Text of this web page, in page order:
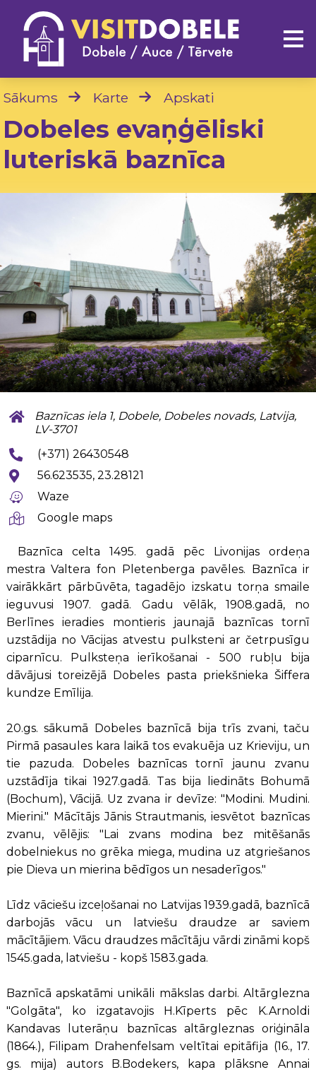
Sākums Karte Apskati
Dobeles evaņģēliski
luteriskā baznīca
Baznīcas iela 1, Dobele, Dobeles novads, Latvija,
LV-3701
(+371) 26430548
56.623535, 23.28121
Waze
Google maps
Baznīca celta 1495. gadā pēc Livonijas ordeņa
mestra Valtera fon Pletenberga pavēles. Baznīca ir
vairākkārt pārbūvēta, tagadējo izskatu torņa smaile
ieguvusi 1907. gadā. Gadu vēlāk, 1908.gadā, no
Berlīnes ieradies montieris jaunajā baznīcas tornī
uzstādija no Vācijas atvestu pulksteni ar četrpusīgu
ciparnīcu. Pulksteņa ierīkošanai - 500 rubļu bija
dāvājusi toreizējā Dobeles pasta priekšnieka Šiffera
kundze Emīlija.
20.gs. sākumā Dobeles baznīcā bija trīs zvani, taču
Pirmā pasaules kara laikā tos evakuēja uz Krieviju, un
tie pazuda. Dobeles baznīcas tornī jaunu zvanu
uzstādīja tikai 1927.gadā. Tas bija liedināts Bohumā
(Bochum), Vācijā. Uz zvana ir devīze: "Modini. Mudini.
Mierini." Mācītājs Jānis Strautmanis, iesvētot baznīcas
zvanu, vēlējis: "Lai zvans modina bez mitēšanās
dobelniekus no grēka miega, mudina uz atgriešanos
pie Dieva un mierina bēdīgos un nesaderīgos."
Līdz vāciešu izceļošanai no Latvijas 1939.gadā, baznīcā
darbojās vācu un latviešu draudze ar saviem
mācītājiem. Vācu draudzes mācītāju vārdi zināmi kopš
1545.gada, latviešu - kopš 1583.gada.
Baznīcā apskatāmi unikāli mākslas darbi. Altārglezna
"Golgāta", ko izgatavojis H.Kīperts pēc K.Arnoldi
Kandavas luterāņu baznīcas altārgleznas oriģināla
(1864.), Filipam Drahenfelsam veltītai epitāfija (16., 17.
gs. mija) autors B.Bodekers, kapa plāksne Annai